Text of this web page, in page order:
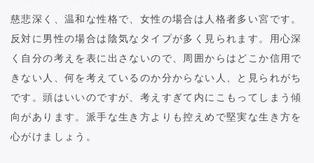
慈悲深く、温和な性格で、女性の場合は人格者多い宮です。
反対に男性の場合は陰気なタイプが多く見られます。用心深
く自分の考えを表に出さないので、周囲からはどこか信用で
きない人、何を考えているのか分からない人、と見られがち
です。頭はいいのですが、考えすぎて内にこもってしまう傾
向があります。派手な生き方よりも控えめで堅実な生き方を
心がけましょう。